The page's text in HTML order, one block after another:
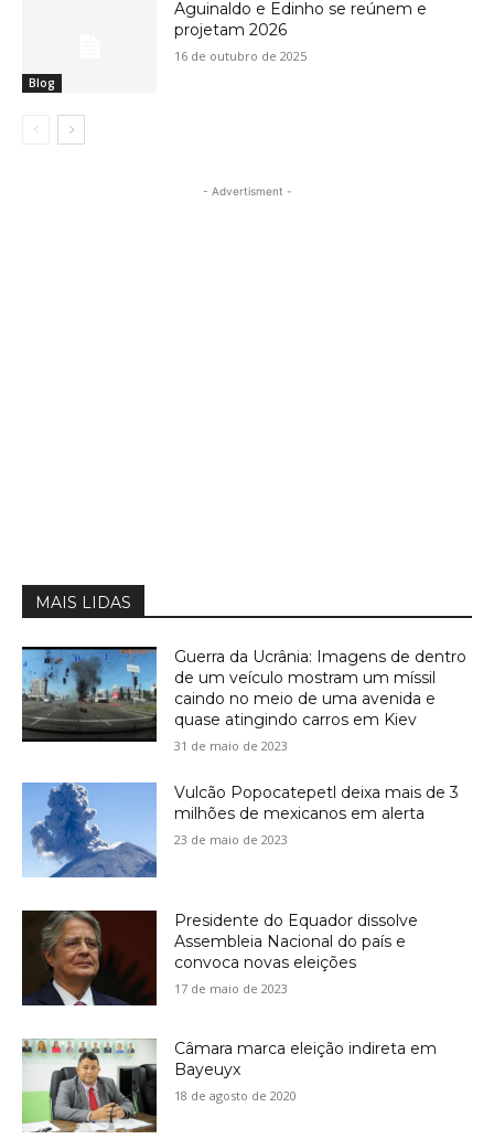
Blog
Aguinaldo e Edinho se reúnem e
projetam 2026
16 de outubro de 2025
- Advertisment -
MAIS LIDAS
Guerra da Ucrânia: Imagens de dentro
de um veículo mostram um míssil
caindo no meio de uma avenida e
quase atingindo carros em Kiev
31 de maio de 2023
Vulcão Popocatepetl deixa mais de 3
milhões de mexicanos em alerta
23 de maio de 2023
Presidente do Equador dissolve
Assembleia Nacional do país e
convoca novas eleições
17 de maio de 2023
Câmara marca eleição indireta em
Bayeuyx
18 de agosto de 2020